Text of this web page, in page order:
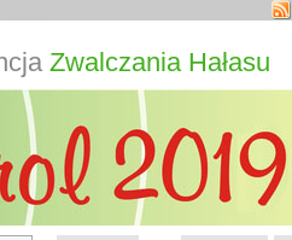
Zwalczania Hałasu